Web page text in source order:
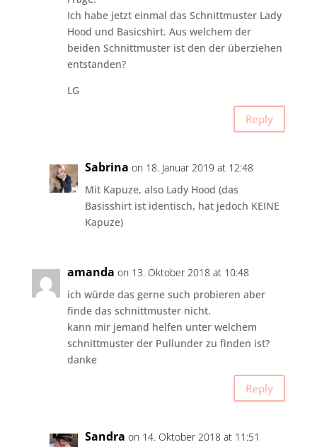
Ich habe jetzt einmal das Schnittmuster Lady
Hood und Basicshirt. Aus welchem der
beiden Schnittmuster ist den der überziehen
entstanden?
LG
Reply
Sabrina on 18. Januar 2019 at 12:48
Mit Kapuze, also Lady Hood (das
Basisshirt ist identisch, hat jedoch KEINE
Kapuze)
amanda on 13. Oktober 2018 at 10:48
ich würde das gerne such probieren aber
finde das schnittmuster nicht.
kann mir jemand helfen unter welchem
schnittmuster der Pullunder zu finden ist?
danke
Reply
Sandra on 14. Oktober 2018 at 11:51